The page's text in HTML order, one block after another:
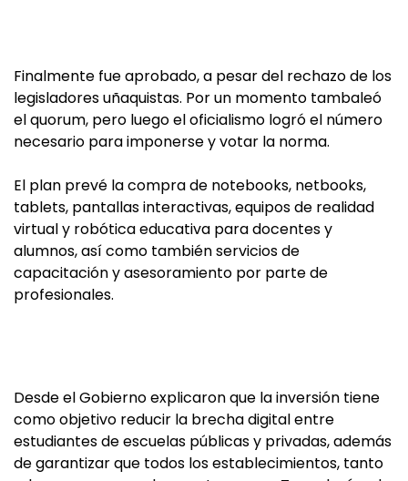
Finalmente fue aprobado, a pesar del rechazo de los
legisladores uñaquistas. Por un momento tambaleó
el quorum, pero luego el oficialismo logró el número
necesario para imponerse y votar la norma.
El plan prevé la compra de notebooks, netbooks,
tablets, pantallas interactivas, equipos de realidad
virtual y robótica educativa para docentes y
alumnos, así como también servicios de
capacitación y asesoramiento por parte de
profesionales.
Desde el Gobierno explicaron que la inversión tiene
como objetivo reducir la brecha digital entre
estudiantes de escuelas públicas y privadas, además
de garantizar que todos los establecimientos, tanto